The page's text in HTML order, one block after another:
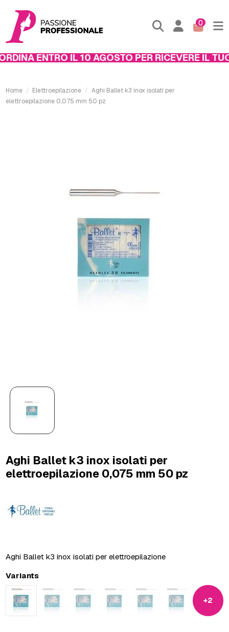
0
ENTRO IL 10 AGOSTO PER RICEVERE IL TUO
Home Elettroepilazione
Aghi Ballet k3 inox isolati per
elettroepilazione 0,075 mm 50 pz
Aghi Ballet k3 inox isolati per
elettroepilazione 0,075 mm 50 pz
Aghi Ballet k3 inox isolati per elettroepilazione
Variants
+2